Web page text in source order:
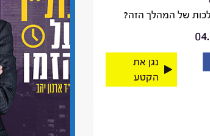
של המהלך הזה?
נגן את
הקטע